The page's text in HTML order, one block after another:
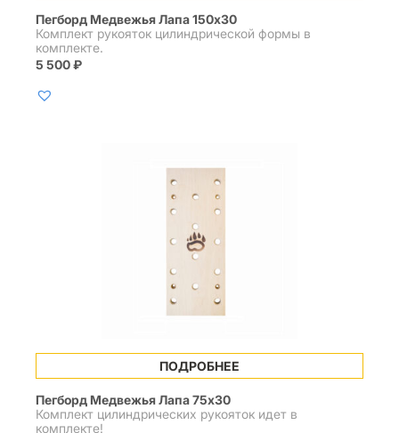
Пегборд Медвежья Лапа 150х30
Комплект рукояток цилиндрической формы в
комплекте.
5 500₽
ПОДРОБНЕЕ
Пегборд Медвежья Лапа 75х30
Комплект цилиндрических рукояток идет в
комплекте!